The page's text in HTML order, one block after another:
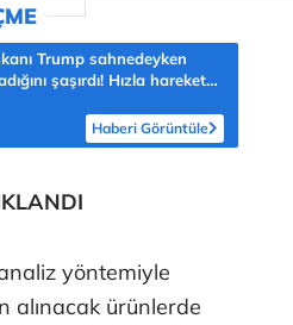
Trump sahnedeyken
şaşırdı! Hızla harekete
Haberi Görüntüle
yöntemiyle
alınacak ürünlerde